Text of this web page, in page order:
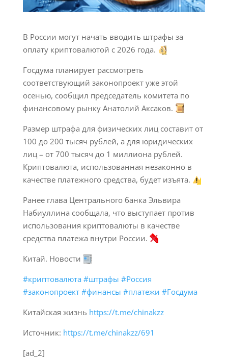
В России могут начать вводить штрафы за
оплату криптовалютой с 2026 года.
Госдума планирует рассмотреть
соответствующий законопроект уже этой
осенью, сообщил председатель комитета по
финансовому рынку Анатолий Аксаков.
Размер штрафа для физических лиц составит от
100 до 200 тысяч рублей, а для юридических
лиц – от 700 тысяч до 1 миллиона рублей.
Криптовалюта, использованная незаконно в
качестве платежного средства, будет изъята.
Ранее глава Центрального банка Эльвира
Набиуллина сообщала, что выступает против
использования криптовалюты в качестве
средства платежа внутри России.
Китай. Новости
#криптовалюта #штрафы #Россия
#законопроект #финансы #платежи #Госдума
Китайская жизнь https://t.me/chinakzz
Источник: https://t.me/chinakzz/691
[ad_2]